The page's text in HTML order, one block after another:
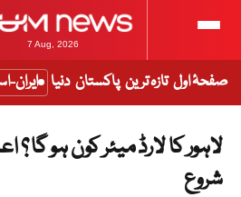
7 Aug, 2026
صفحۂ اول تازہ ترین پاکستان دنیا
لاہور کا لارڈ میئر کون ہو
شروع